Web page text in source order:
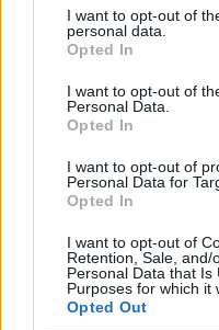
not limited to your visit or
grant or deny consent to
use your data for below
consent section.
I want to opt-out of
personal data.
Opted In
I want to opt-out of
Personal Data.
Opted In
I want to opt-out of
Personal Data for
Opted In
I want to opt-out of
Retention, Sale, and/
Personal Data that Is
Purposes for which it
Opted Out
Brad Pitt
alkohollal
Korábbi barátnője a
Poturalski volt, akivel